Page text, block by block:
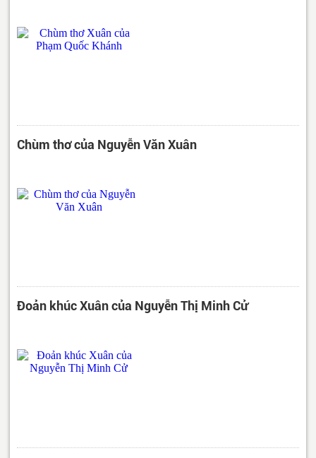
Chùm thơ của Nguyễn Văn Xuân
Đoản khúc Xuân của Nguyễn Thị Minh Cử